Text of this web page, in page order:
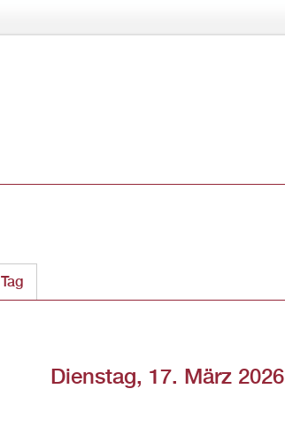
Tag(aktiver Reiter)
Dienstag, 17. März 2026